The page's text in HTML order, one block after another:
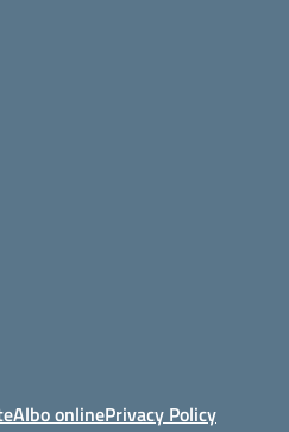
Albo onlinePrivacy Policy